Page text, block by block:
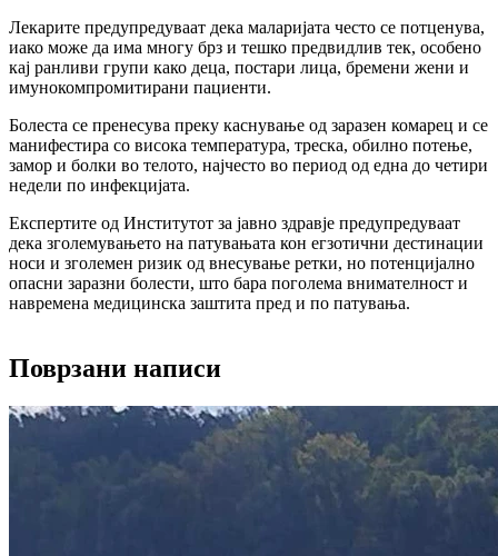
Лекарите предупредуваат дека маларијата често се потценува,
иако може да има многу брз и тешко предвидлив тек, особено
кај ранливи групи како деца, постари лица, бремени жени и
имунокомпромитирани пациенти.
Болеста се пренесува преку каснување од заразен комарец и се
манифестира со висока температура, треска, обилно потење,
замор и болки во телото, најчесто во период од една до четири
недели по инфекцијата.
Експертите од Институтот за јавно здравје предупредуваат
дека зголемувањето на патувањата кон егзотични дестинации
носи и зголемен ризик од внесување ретки, но потенцијално
опасни заразни болести, што бара поголема внимателност и
навремена медицинска заштита пред и по патувања.
Поврзани написи